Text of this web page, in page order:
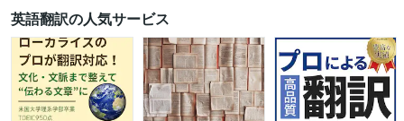
英語翻訳の人気サービス